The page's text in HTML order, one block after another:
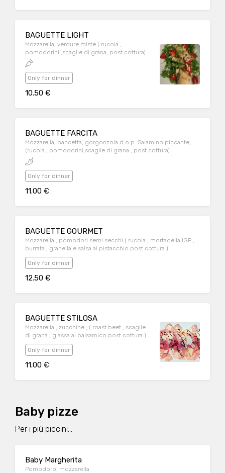
BAGUETTE LIGHT
Mozzarella, verdure miste ( rucola ,
pomodorini ,scaglie di grana, post cottura)
Only for dinner
10.50 €
BAGUETTE FARCITA
Mozzarella, pancetta, gorgonzola d.o.p. Salamino piccante,
(rucola , pomodorini,scaglie di grana , post cottura)
Only for dinner
11.00 €
BAGUETTE GOURMET
Mozzarella , pomodori semi secchi ( rucola , mortadella IGP ,
burrata , granella e salsa al pistacchio post cottura )
Only for dinner
12.50 €
BAGUETTE STILOSA
Mozzarella , zucchine , ( roast beef , scaglie
di grana , glassa al balsamico post cottura )
Only for dinner
11.00 €
Baby pizze
Per i più piccini...
Baby Margherita
Pomodoro, mozzarella